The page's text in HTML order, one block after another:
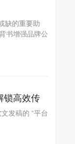
缺的重要助
书增强品牌公
锁高效传
发稿的 “平台